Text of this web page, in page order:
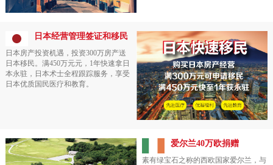
申请，全家移民的优势，为国内“上有
老下有小”的家庭开通了一条快速通
道。
日本经营管理签证和移民
日本房产投资机遇，投资300万房产送
日本移民。满450万元元，1年快速拿日
本永驻，日本术士全程跟踪服务，享受
日本优质国民医疗和教育。
爱尔兰40万欧捐赠
素有绿宝石之称的西欧国家爱尔兰，与